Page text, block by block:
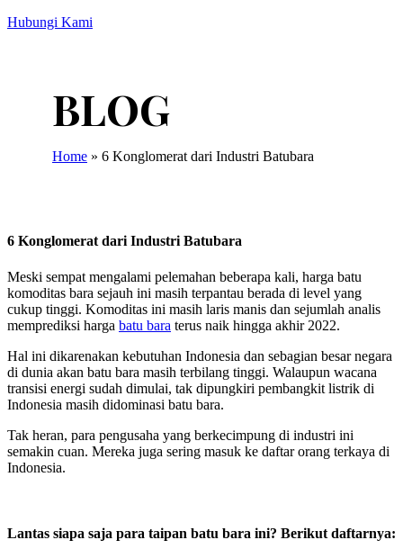
Hubungi Kami
Home » 6 Konglomerat dari Industri Batubara
6 Konglomerat dari Industri Batubara
Meski sempat mengalami pelemahan beberapa kali, harga batu
komoditas bara sejauh ini masih terpantau berada di level yang
cukup tinggi. Komoditas ini masih laris manis dan sejumlah analis
memprediksi harga batu bara terus naik hingga akhir 2022.
Hal ini dikarenakan kebutuhan Indonesia dan sebagian besar negara
di dunia akan batu bara masih terbilang tinggi. Walaupun wacana
transisi energi sudah dimulai, tak dipungkiri pembangkit listrik di
Indonesia masih didominasi batu bara.
Tak heran, para pengusaha yang berkecimpung di industri ini
semakin cuan. Mereka juga sering masuk ke daftar orang terkaya di
Indonesia.
Lantas siapa saja para taipan batu bara ini? Berikut daftarnya: